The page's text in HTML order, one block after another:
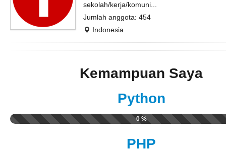
sekolah/kerja/komuni...
Jumlah anggota: 454
Indonesia
Kemampuan Saya
Python
0 %
PHP